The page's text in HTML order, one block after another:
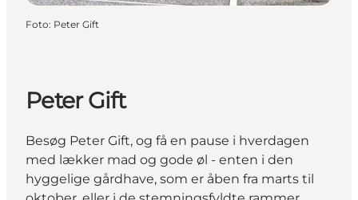
Foto: Peter Gift
Peter Gift
Besøg Peter Gift, og få en pause i hverdagen
med lækker mad og gode øl - enten i den
hyggelige gårdhave, som er åben fra marts til